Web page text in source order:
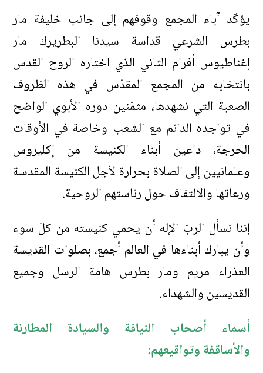
يؤكّد آباء المجمع وقوفهم إلى جانب خليفة مار
بطرس الشرعي قداسة سيدنا البطريرك مار
إغناطيوس أفرام الثاني الذي اختاره الروح القدس
بانتخابه من المجمع المقدّس في هذه الظروف
الصعبة التي نشهدها، مثمّنين دوره الأبوي الواضح
في تواجده الدائم مع الشعب وخاصة في الأوقات
الحرجة، داعين أبناء الكنيسة من إكليروس
وعلمانيين إلى الصلاة بحرارة لأجل الكنيسة المقدسة
ورعاتها والالتفاف حول رئاستهم الروحية.
إننا نسأل الربّ الإله أن يحمي كنيسته من كلّ سوء
وأن يبارك أبناءها في العالم أجمع، بصلوات القديسة
العذراء مريم ومار بطرس هامة الرسل وجميع
القديسين والشهداء.
أسماء أصحاب النيافة والسيادة المطارنة
والأساقفة وتواقيعهم: